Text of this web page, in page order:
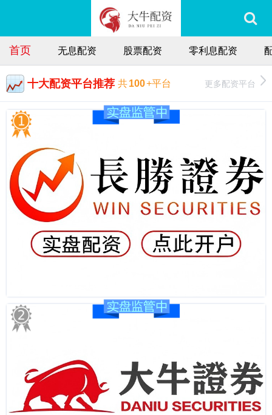
首页 无息配资 股票配资 零利息配资
十大配资平台推荐 共100+平台 更多配资平台